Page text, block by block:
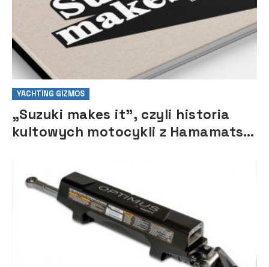
YACHTING GIZMOS
„Suzuki makes it”, czyli historia
kultowych motocykli z Hamamatsu